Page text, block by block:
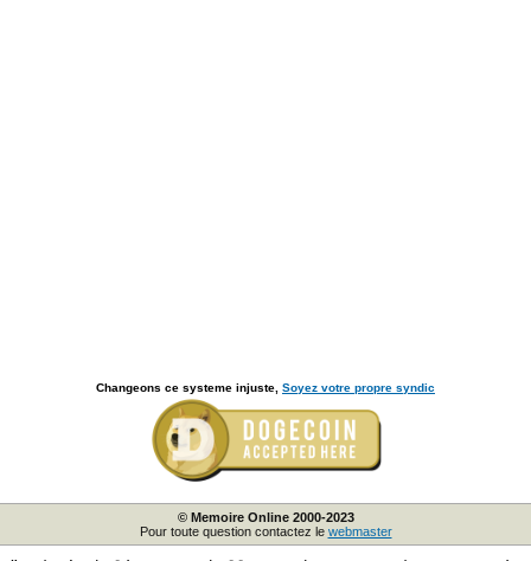
Changeons ce systeme injuste, Soyez votre propre syndic
© Memoire Online 2000-2023
Pour toute question contactez le webmaster